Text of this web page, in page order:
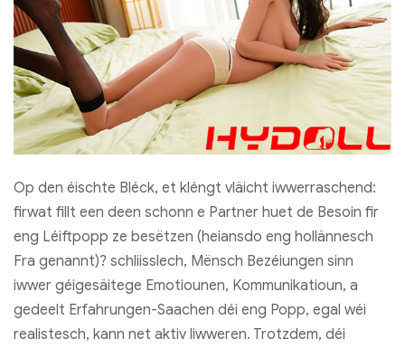
Op den éischte Bléck, et kléngt vläicht iwwerraschend:
firwat fillt een deen schonn e Partner huet de Besoin fir
eng Léiftpopp ze besëtzen (heiansdo eng hollännesch
Fra genannt)? schliisslech, Mënsch Bezéiungen sinn
iwwer géigesäitege Emotiounen, Kommunikatioun, a
gedeelt Erfahrungen-Saachen déi eng Popp, egal wéi
realistesch, kann net aktiv liwweren. Trotzdem, déi